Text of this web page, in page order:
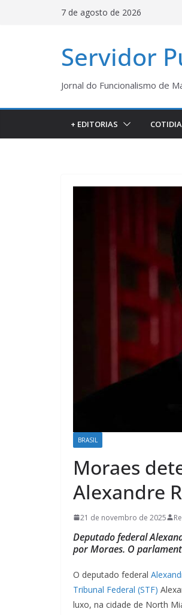
7 de agosto de 2026
Servidor
Jornal do Funcionalismo de
+ EDITORIAS
BRASIL
Moraes
Alexandre
21 de novembro de 2025
Deputado federal
por Moraes. O
O deputado federal
Tribunal Federal (STF)
luxo, na cidade de North